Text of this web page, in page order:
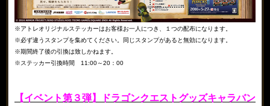
※アトレオリジナルステッカーはお客様お一人につき、１つの配布になります。
※必ず違うスタンプを集めてください。同じスタンプがあると無効になります。
※期間終了後の引換は致しかねます。
※ステッカー引換時間 11:00～20：00
【イベント第３弾】ドラゴンクエストグッズキャラバン